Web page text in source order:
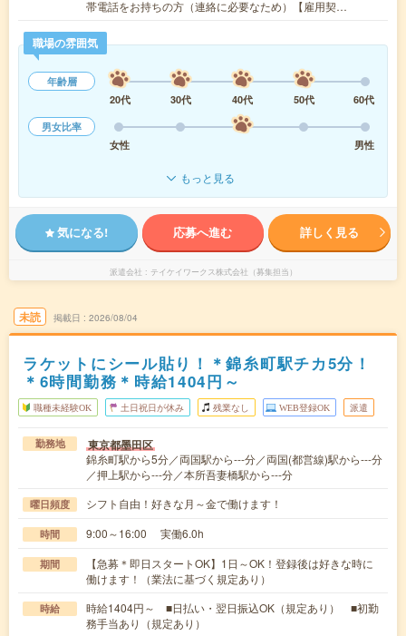
帯電話をお持ちの方（連絡に必要なため）【雇用契…
職場の雰囲気
年齢層
20代
30代 40代 50代
60代
男女比率
女性
男性
もっと見る
気になる! 応募へ進む 詳しく見る
派遣会社 テイケイワークス株式会社（募集担当）
未読 掲載日 2026/08/04
ラケットにシール貼り！＊錦糸町駅チカ5分！
＊6時間勤務＊時給1404円～
職種未経験OK 土日祝日が休み 残業なし WEB登録OK 派遣
勤務地 東京都墨田区
錦糸町駅から5分／両国駅から---分／両国(都営線)駅から---分
／押上駅から---分／本所吾妻橋駅から---分
曜日頻度 シフト自由！好きな月～金で働けます！
時間 9:00～16:00 実働6.0h
期間
【急募＊即日スタートOK】1日～OK！登録後は好きな時に
働けます！（業法に基づく規定あり）
時給
時給1404円～ ■日払い・翌日振込OK（規定あり） ■初勤
務手当あり（規定あり）